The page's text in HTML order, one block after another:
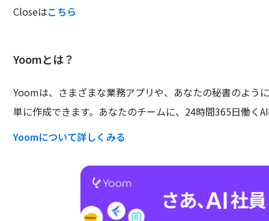
Closeはこちら
Yoomとは？
Yoomは、さまざまな業務アプリや、あなたの秘書のよう
単に作成できます。あなたのチームに、24時間365日働く
Yoomについて詳しくみる